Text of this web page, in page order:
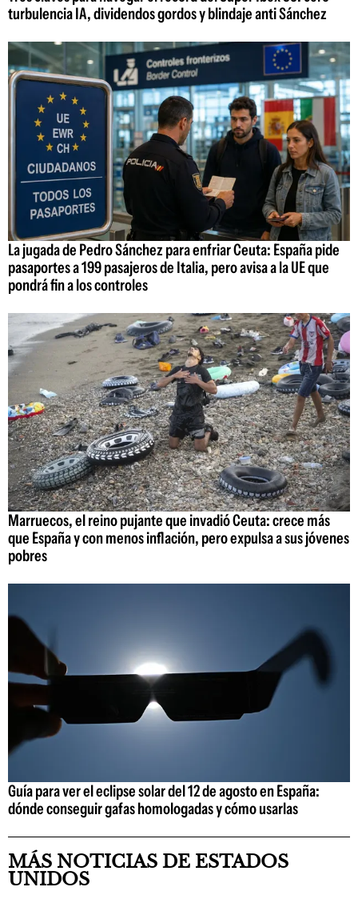
turbulencia IA, dividendos gordos y blindaje anti Sánchez
La jugada de Pedro Sánchez para enfriar Ceuta: España pide
pasaportes a 199 pasajeros de Italia, pero avisa a la UE que
pondrá fin a los controles
Marruecos, el reino pujante que invadió Ceuta: crece más
que España y con menos inflación, pero expulsa a sus jóvenes
pobres
Guía para ver el eclipse solar del 12 de agosto en España:
dónde conseguir gafas homologadas y cómo usarlas
MÁS NOTICIAS DE ESTADOS
UNIDOS